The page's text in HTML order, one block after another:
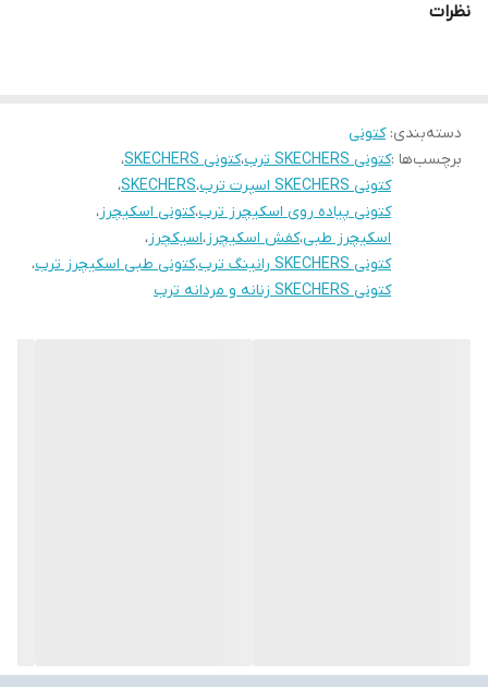
نظرات
دسته‌بندی:کتونی
برچسب‌ها :کتونی SKECHERS ترب ،کتونی SKECHERS
،
کتونی SKECHERS اسپرت ترب
،SKECHERS،
کتونی پیاده روی اسکیچرز ترب،کتونی اسکیچرز،
اسکیچرز طبی،کفش اسکیچرز،اسیکچرز،
کتونی SKECHERS رانینگ ترب
،کتونی طبی اسکیچرز ترب،
کتونی SKECHERS زنانه و مردانه ترب